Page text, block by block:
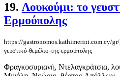
19. Λουκούμι: το
Ερμούπολης
https://gastronomos.kathimerini.com.cy/gr/
γευστικό-θεμέλιο-της-ερμούπολης
Φραγκοσυριανή, Ντελαγκράτσια,